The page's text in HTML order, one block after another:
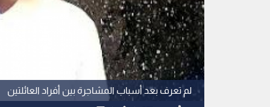
لم تعرف بعد أسباب المشاجرة بين أفراد العائلتين